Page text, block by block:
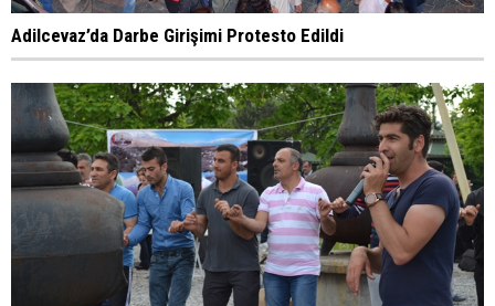
Adilcevaz’da Darbe Girişimi Protesto Edildi